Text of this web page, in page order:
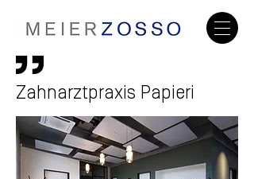
Zahnarztpraxis Papieri